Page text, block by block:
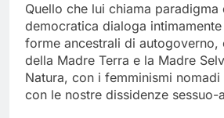
Quello che lui chiama paradigma
democratica dialoga
forme ancestrali di autogoverno,
della Madre Terra e la Madre
Natura, con i femminismi
con le nostre dissidenze sessuo-